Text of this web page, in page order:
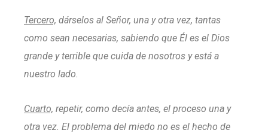
Tercero, dárselos al Señor, una y otra vez, tantas
como sean necesarias, sabiendo que Él es el Dios
grande y terrible que cuida de nosotros y está a
nuestro lado.
Cuarto, repetir, como decía antes, el proceso una y
otra vez. El problema del miedo no es el hecho de